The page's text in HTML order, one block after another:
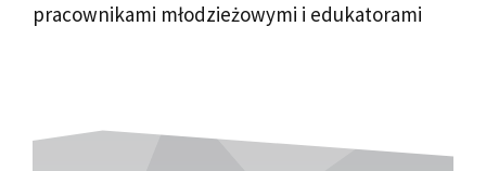
pracownikami młodzieżowymi i edukatorami